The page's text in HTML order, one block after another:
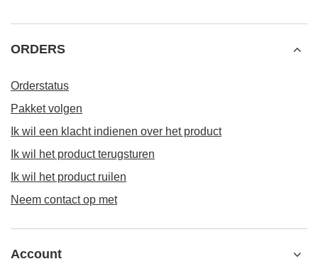
ORDERS
Orderstatus
Pakket volgen
Ik wil een klacht indienen over het product
Ik wil het product terugsturen
Ik wil het product ruilen
Neem contact op met
Account